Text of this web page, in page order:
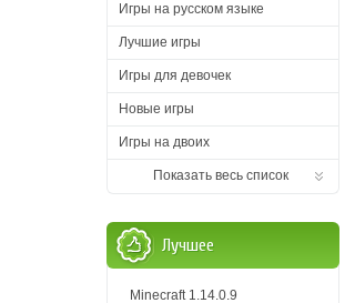
Игры на русском языке
Лучшие игры
Игры для девочек
Новые игры
Игры на двоих
Показать весь список
Лучшее
Minecraft 1.14.0.9